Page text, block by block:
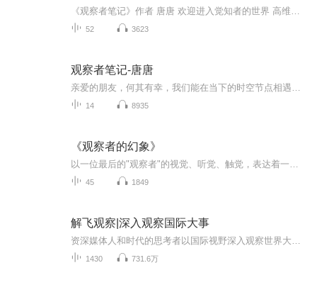
52 3623
观察者笔记-唐唐
14 8935
《观察者的幻象》
45 1849
解飞观察|深入观察国际大事
1430 731.6万